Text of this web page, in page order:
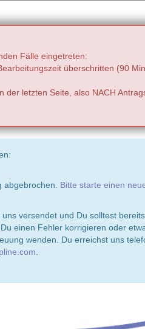
Fälle eingetreten:
überschritten (90
der letzten Seite, also NACH
abgebrochen. Bitte starte einen
versendet und Du solltest
einen Fehler korrigieren oder
wenden. Du erreichst uns